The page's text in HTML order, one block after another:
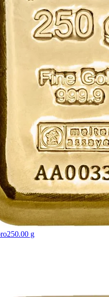
250.00 g